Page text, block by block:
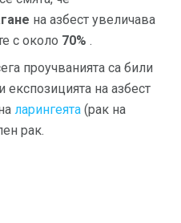
на азбест увеличава
с около 70% .
проучванията са били
на азбест
ларингеята (рак на
рак.